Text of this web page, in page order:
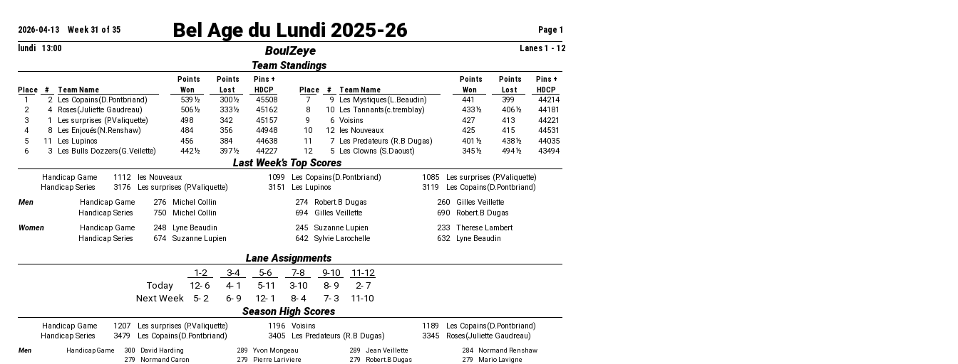
Bel Age du Lundi 2025-26
2026-04-13 Week 31 of 35
Page 1
lundi 13:00
Lanes 1 - 12
BoulZeye
Team Standings
Points Points Pins + Points Points
Pins +
Place
# Team Name Won Lost HDCP Place # Team Name Won Lost
HDCP
1
2 Les Copains(D.Pontbriand) 539 ½ 300½
45508
2
4 Roses(Juliette Gaudreau) 506½ 333½
45162
3
1 Les surprises (P.Valiquette) 498 342
45157
4
8 Les Enjoués(N.Renshaw) 484 356
44948
5
11 Les Lupinos 456 384
44638
6
3 Les Bulls Dozzers(G.Veilette) 442½ 397½ 44227
7 9 Les Mystiques(L.Beaudin) 441 399
44214
8
10 Les Tannants(c.tremblay) 433½ 406½
44181
9
6 Voisins 427 413
44221
10
12 les Nouveaux 425 415
44531
11
7 Les Predateurs (R.B Dugas) 401 ½ 438½
44035
12
5 Les Clowns (S.Daoust) 345½ 494½ 43494
Last Week's Top Scores
Handicap Game 1112 les Nouveaux 1099 Les Copains(D.Pontbriand) 1085
Les surprises (P.Valiquette)
Handicap Series
3176 Les surprises (P.Valiquette) 3151 Les Lupinos 3119
Les Copains(D.Pontbriand)
Men
Handicap Game 276 Michel Collin 274 Robert.B Dugas 260
Gilles Veillette
Handicap Series
750 Michel Collin 694 Gilles Veillette 690
Robert.B Dugas
Women
Handicap Game 248 Lyne Beaudin 245 Suzanne Lupien 233
Therese Lambert
Handicap Series
674 Suzanne Lupien 642 Sylvie Larochelle 632 Lyne Beaudin
Lane Assignments
1-2 3-4 5-6 7-8 9-10
11-12
Today
12- 6 4- 1 5-11 3-10 8- 9
2- 7
Next Week
5- 2 6- 9 12- 1 8- 4 7- 3 11-10
Season High Scores
Handicap Game 1207 Les surprises (P.Valiquette) 1196 Voisins 1189
Les Copains(D.Pontbriand)
Handicap Series
3479 Les Copains(D.Pontbriand) 3405 Les Predateurs (R.B Dugas) 3345 Roses(Juliette Gaudreau)
Men Handicap Game 300 David Harding 289 Yvon Mongeau 289 Jean Veillette 284
Normand Renshaw
279
Normand Caron 279 Pierre Lariviere 279 Robert.B Dugas 279
Mario Lavigne